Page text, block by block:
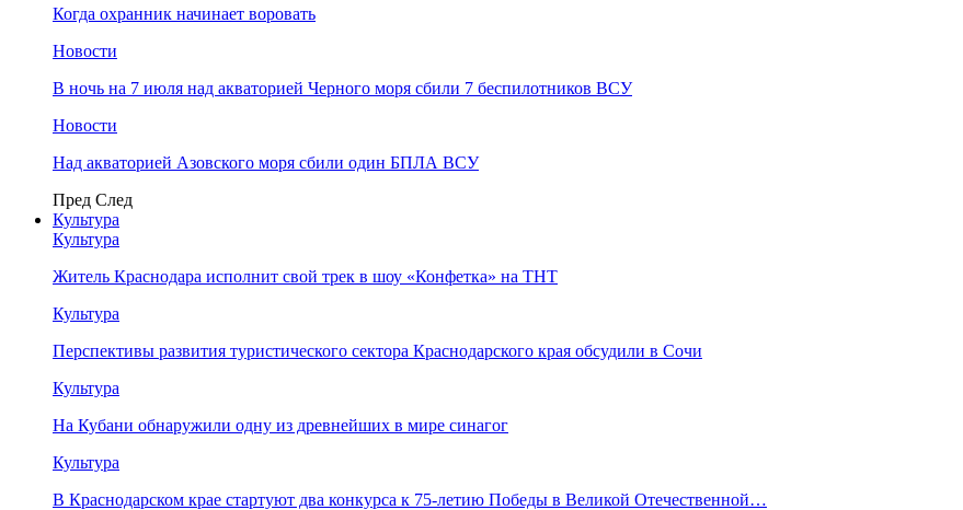
Когда охранник начинает воровать
Новости
В ночь на 7 июля над акваторией Черного моря сбили 7 беспилотников ВСУ
Новости
Над акваторией Азовского моря сбили один БПЛА ВСУ
Пред След
Культура
Культура
Житель Краснодара исполнит свой трек в шоу «Конфетка» на ТНТ
Культура
Перспективы развития туристического сектора Краснодарского края обсудили в Сочи
Культура
На Кубани обнаружили одну из древнейших в мире синагог
Культура
В Краснодарском крае стартуют два конкурса к 75-летию Победы в Великой Отечественной…